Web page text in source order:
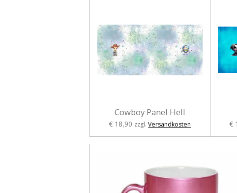
Cowboy Panel Hell
€ 18,90 zzgl.Versandkosten €